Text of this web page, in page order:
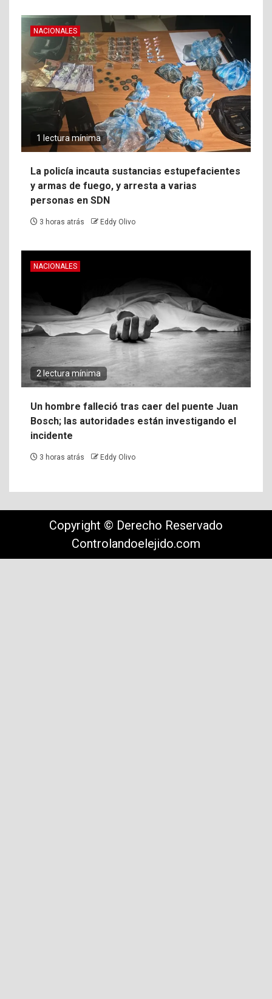
NACIONALES
1 lectura mínima
La policía incauta sustancias estupefacientes
y armas de fuego, y arresta a varias
personas en SDN
3 horas atrás Eddy Olivo
NACIONALES
2 lectura mínima
Un hombre falleció tras caer del puente Juan
Bosch; las autoridades están investigando el
incidente
3 horas atrás Eddy Olivo
Copyright © Derecho Reservado
Controlandoelejido.com